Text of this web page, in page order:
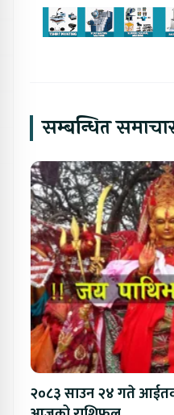
सम्बन्धित
२०८३ साउन २४ गते